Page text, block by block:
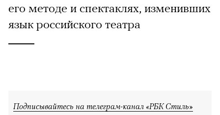
его методе и спектаклях, изменивших
язык российского театра
Подписывайтесь на телеграм-канал «РБК Стиль»